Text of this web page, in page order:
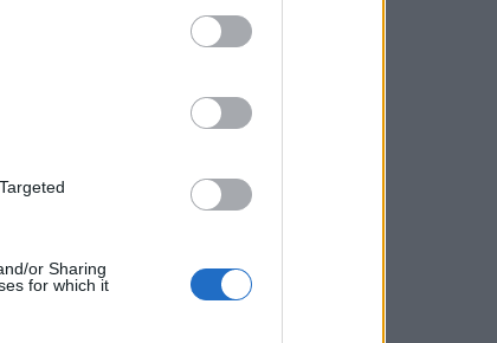
or Sharing
for which it